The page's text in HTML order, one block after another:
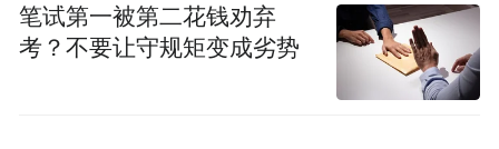
笔试第一被第二花钱劝弃
考？不要让守规矩变成劣势